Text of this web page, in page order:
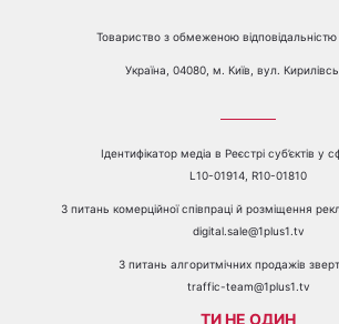
Товариство з обмеженою
Україна, 04080, м. Київ, вул.
Ідентифікатор медіа в Реєстрі суб’єктів у
L10-01914, R10-01810
З питань комерційної співпраці й розміщення
digital.sale@1plus1.tv
З питань алгоритмічних продажів
traffic-team@1plus1.tv
ТИ НЕ ОДИН